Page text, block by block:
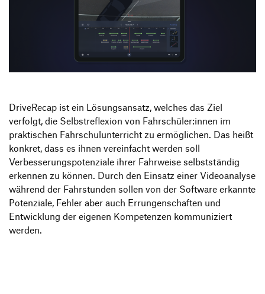
DriveRecap ist ein Lösungsansatz, welches das Ziel
verfolgt, die Selbstreflexion von Fahrschüler:innen im
praktischen Fahrschulunterricht zu ermöglichen. Das heißt
konkret, dass es ihnen vereinfacht werden soll
Verbesserungspotenziale ihrer Fahrweise selbstständig
erkennen zu können. Durch den Einsatz einer Videoanalyse
während der Fahrstunden sollen von der Software erkannte
Potenziale, Fehler aber auch Errungenschaften und
Entwicklung der eigenen Kompetenzen kommuniziert
werden.